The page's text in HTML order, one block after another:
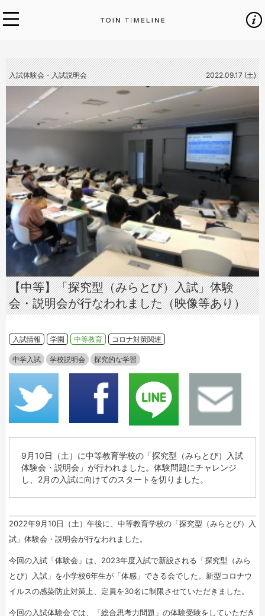
入試体験会・入試説明会 2022.09.17 (土)
【中等】「探究型（みらとび）入試」体験
会・説明会が行なわれました（映像等あり）
入試情報 学園 中等教育 コロナ対策関連
中学入試 学校説明会 探究的な学習
9月10日（土）に中等教育学校の「探究型（みらとび）入試
体験会・説明会」が行われました。体験問題にチャレンジ
し、2月の入試に向けてのスタートを切りました。
2022年9月10日（土）午後に、中等教育学校の「探究型（みらとび）入
試」体験会・説明会が行なわれました。
今回の入試「体験会」は、2023年度入試で新設される「探究型（みら
とび）入試」を小学校6年生が「体感」できる会でした。新型コロナウ
イルスの感染防止対策上、定員を30名に制限させていただきました。
今回の入試体験会では、「総合思考力問題」の体験受験をしていただき